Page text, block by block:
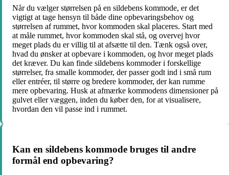
Når du vælger størrelsen på en sildebens kommode, er det
vigtigt at tage hensyn til både dine opbevaringsbehov og
størrelsen af rummet, hvor kommoden skal placeres. Start med
at måle rummet, hvor kommoden skal stå, og overvej hvor
meget plads du er villig til at afsætte til den. Tænk også over,
hvad du ønsker at opbevare i kommoden, og hvor meget plads
det kræver. Du kan finde sildebens kommoder i forskellige
størrelser, fra smalle kommoder, der passer godt ind i små rum
eller entréer, til større og bredere kommoder, der kan rumme
mere opbevaring. Husk at afmærke kommodens dimensioner på
gulvet eller væggen, inden du køber den, for at visualisere,
hvordan den vil passe ind i rummet.
Kan en sildebens kommode bruges til andre
formål end opbevaring?